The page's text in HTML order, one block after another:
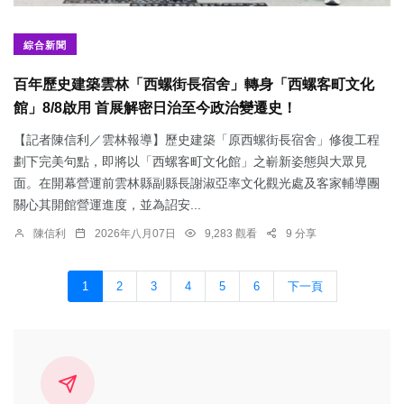
綜合新聞
百年歷史建築雲林「西螺街長宿舍」轉身「西螺客町文化
館」8/8啟用 首展解密日治至今政治變遷史！
【記者陳信利／雲林報導】歷史建築「原西螺街長宿舍」修復工程
劃下完美句點，即將以「西螺客町文化館」之嶄新姿態與大眾見
面。在開幕營運前雲林縣副縣長謝淑亞率文化觀光處及客家輔導團
關心其開館營運進度，並為詔安...
陳信利 2026年八月07日 9,283 觀看 9 分享
1 2 3 4 5 6 下一頁